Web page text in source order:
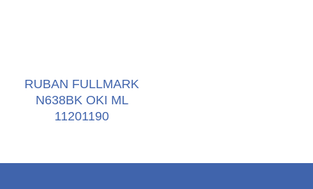
RUBAN FULLMARK
N638BK OKI ML
11201190